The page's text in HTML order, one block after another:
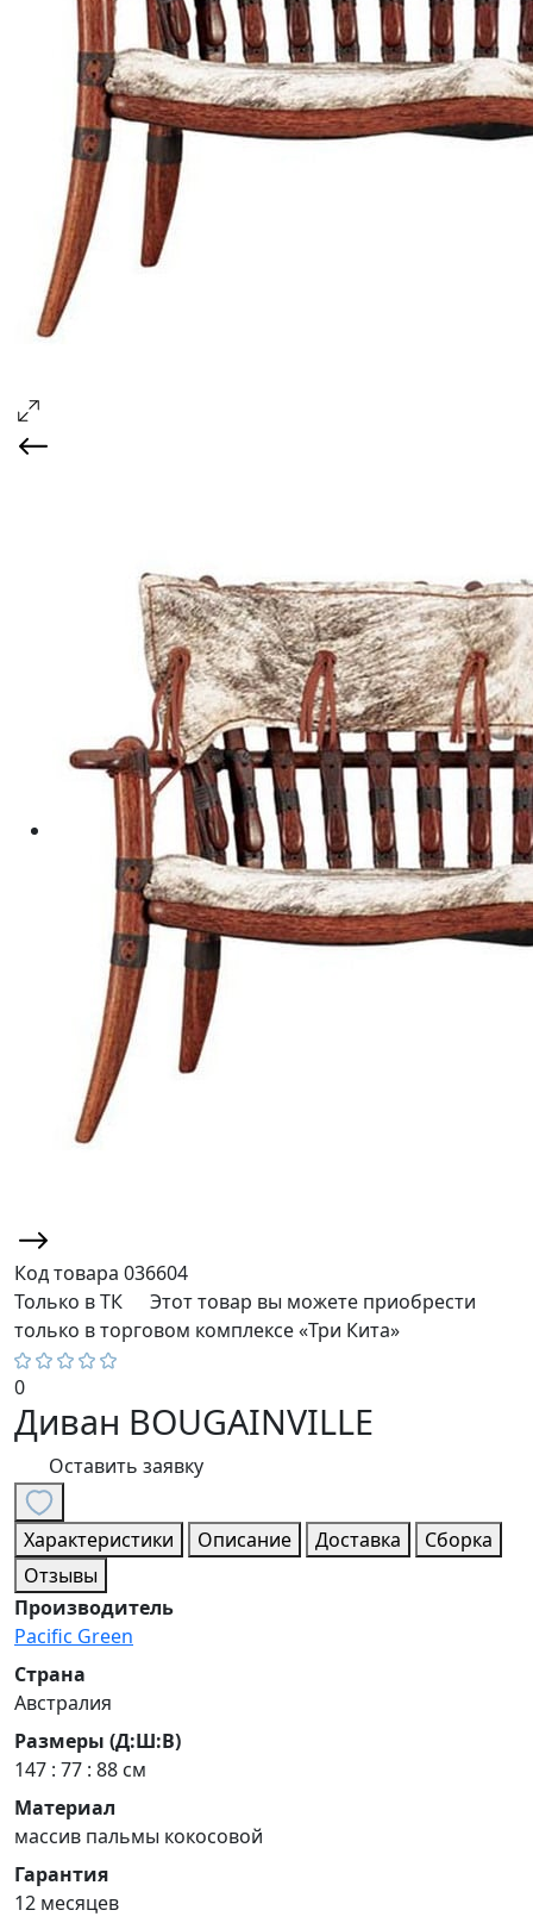
Код товара 036604
Только в ТК
Этот товар вы можете приобрести
только в торговом комплексе «Три Кита»
0
Диван BOUGAINVILLE
Оставить заявку
Характеристики Описание Доставка
Сборка
Отзывы
Производитель
Pacific Green
Страна
Австралия
Размеры (Д:Ш:В)
147 : 77 : 88 см
Материал
массив пальмы кокосовой
Гарантия
12 месяцев